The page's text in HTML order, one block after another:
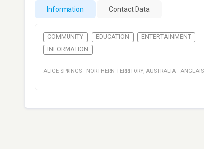
Information Contact Data
COMMUNITY EDUCATION
ENTERTAINMENT
INFORMATION
ALICE SPRINGS · NORTHERN TERRITORY, AUSTRALIA · ANGLAIS